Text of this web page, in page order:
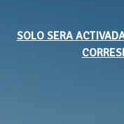
SOLO SERA